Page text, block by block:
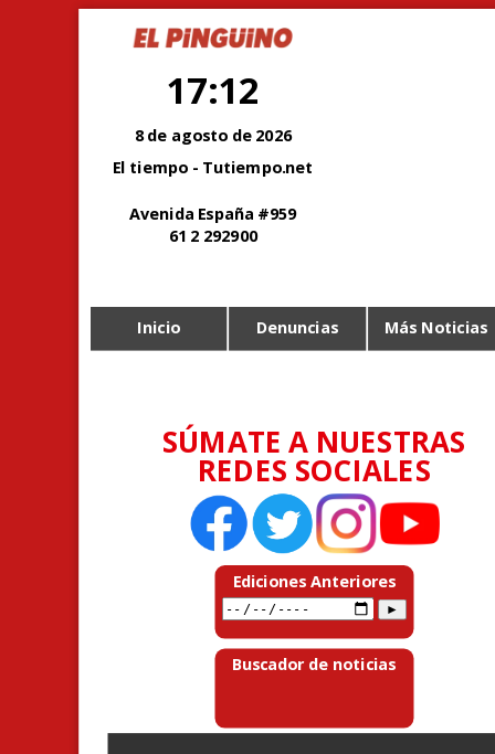
17:12
8 de agosto de 2026
El tiempo - Tutiempo.net
Avenida España #959
61 2 292900
Inicio Denuncias Más Noticias
SÚMATE A NUESTRAS
REDES SOCIALES
Ediciones Anteriores
Buscador de noticias